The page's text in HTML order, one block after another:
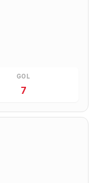
GOL
7